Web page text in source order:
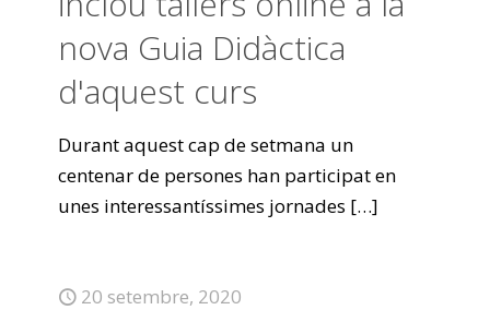
nova Guia Didàctica
d'aquest curs
Durant aquest cap de setmana un
centenar de persones han participat en
unes interessantíssimes jornades […]
20 setembre, 2020